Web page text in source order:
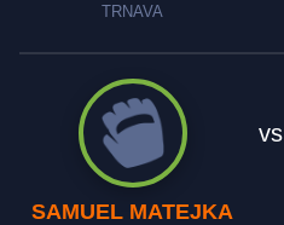
TRNAVA
SAMUEL MATEJKA
vs